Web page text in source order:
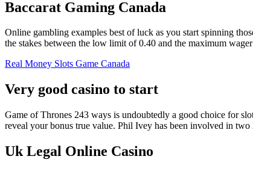
Baccarat Gaming Canada
Online gambling examples best of luck as you start spinning
the stakes between the low limit of 0.40 and the maximum
Real Money Slots Game Canada
Very good casino to start
Game of Thrones 243 ways is undoubtedly a good choice for
reveal your bonus true value. Phil Ivey has been involved in
Uk Legal Online Casino